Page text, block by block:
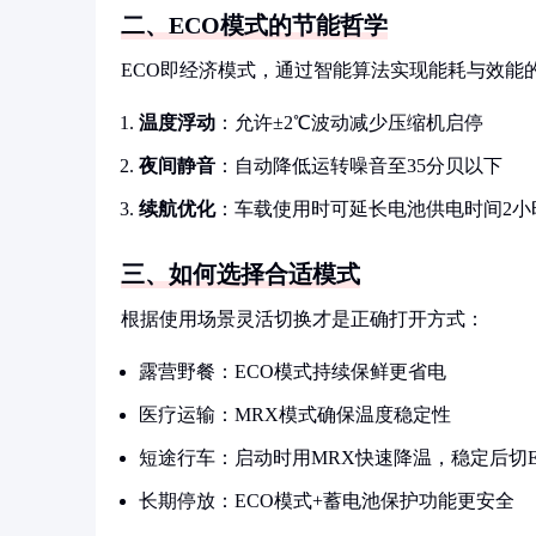
二、ECO模式的节能哲学
ECO即经济模式，通过智能算法实现能耗与效能
温度浮动 ：允许±2℃波动减少压缩机启停
夜间静音 ：自动降低运转噪音至35分贝以下
续航优化：车载使用时可延长电池供电时间2小
三、如何选择合适模式
根据使用场景灵活切换才是正确打开方式：
露营野餐：ECO模式持续保鲜更省电
医疗运输：MRX模式确保温度稳定性
短途行车：启动时用MRX快速降温，稳定后切
长期停放：ECO模式+蓄电池保护功能更安全